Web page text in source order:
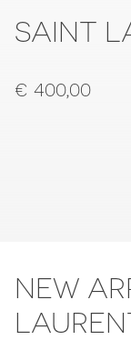
SAINT
€ 400,00
NEW